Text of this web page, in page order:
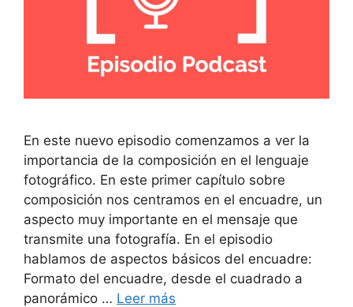
En este nuevo episodio comenzamos a ver la
importancia de la composición en el lenguaje
fotográfico. En este primer capítulo sobre
composición nos centramos en el encuadre, un
aspecto muy importante en el mensaje que
transmite una fotografía. En el episodio
hablamos de aspectos básicos del encuadre:
Formato del encuadre, desde el cuadrado a
panorámico … Leer más